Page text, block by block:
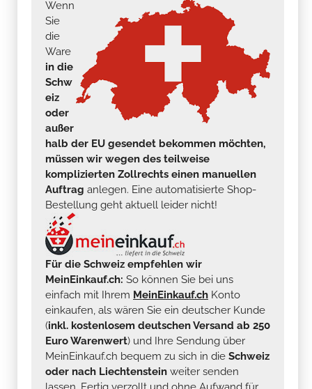
Wenn
Sie
die
Ware
in die
Schw
eiz
oder
außer
halb der EU gesendet bekommen möchten,
müssen wir wegen des teilweise
komplizierten Zollrechts einen manuellen
Auftrag anlegen. Eine automatisierte Shop-
Bestellung geht aktuell leider nicht!
Für die Schweiz empfehlen wir
MeinEinkauf.ch: So können Sie bei uns
einfach mit Ihrem MeinEinkauf.ch Konto
einkaufen, als wären Sie ein deutscher Kunde
(inkl. kostenlosem deutschen Versand ab 250
Euro Warenwert) und Ihre Sendung über
MeinEinkauf.ch bequem zu sich in die Schweiz
oder nach Liechtenstein weiter senden